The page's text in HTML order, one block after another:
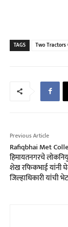
TAGS Two Tractors
Previous Article
Rafiqbhai Met
हिमायतनगरचे
शेख रफिकभाई यांनी
जिल्हाधिकारी यांची भेट